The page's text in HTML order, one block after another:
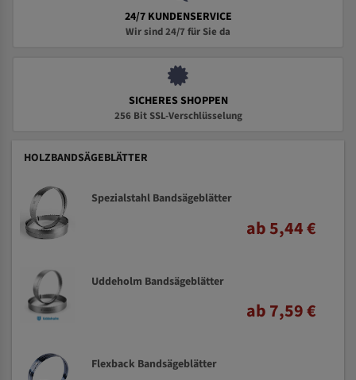
24/7 KUNDENSERVICE
Wir sind 24/7 für Sie da
SICHERES SHOPPEN
256 Bit SSL-Verschlüsselung
HOLZBANDSÄGEBLÄTTER
Spezialstahl Bandsägeblätter
ab 5,44 €
Uddeholm Bandsägeblätter
ab 7,59 €
Flexback Bandsägeblätter